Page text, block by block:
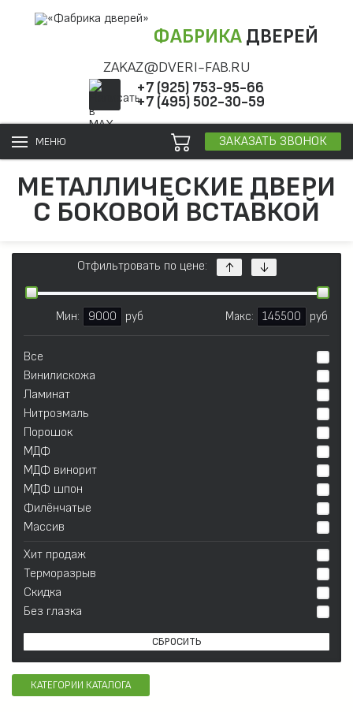
ФАБРИКАДВЕРЕЙ
ZAKAZ@DVERI-FAB.RU
+7 (925) 753-95-66
+7 (495) 502-30-59
МЕНЮ ЗАКАЗАТЬ ЗВОНОК
МЕТАЛЛИЧЕСКИЕ ДВЕРИ
С БОКОВОЙ ВСТАВКОЙ
Отфильтровать по цене:
Мин: 9000 руб Макс: 145500 руб
Все
Винилискожа
Ламинат
Нитроэмаль
Порошок
МДФ
МДФ винорит
МДФ шпон
Филёнчатые
Массив
Хит продаж
Терморазрыв
Скидка
Без глазка
СБРОСИТЬ
КАТЕГОРИИ КАТАЛОГА